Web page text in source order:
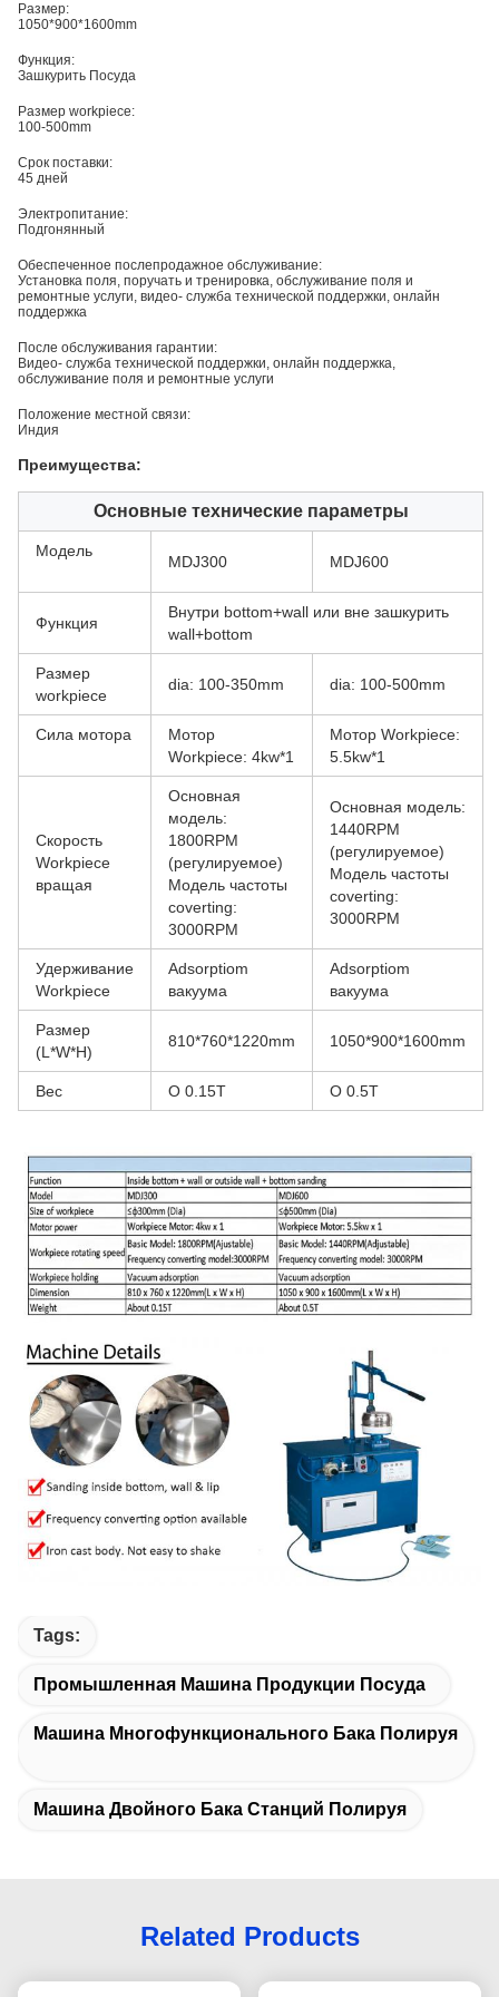
Размер:
1050*900*1600mm
Функция:
Зашкурить Посуда
Размер workpiece:
100-500mm
Срок поставки:
45 дней
Электропитание:
Подгонянный
Обеспеченное послепродажное обслуживание:
Установка поля, поручать и тренировка, обслуживание поля и
ремонтные услуги, видео- служба технической поддержки, онлайн
поддержка
После обслуживания гарантии:
Видео- служба технической поддержки, онлайн поддержка,
обслуживание поля и ремонтные услуги
Положение местной связи:
Индия
Преимущества:
Основные технические параметры
Модель
MDJ300 MDJ600
Функция
Внутри bottom+wall или вне зашкурить
wall+bottom
Размер
workpiece
dia: 100-350mm dia: 100-500mm
Сила мотора
Мотор
Workpiece: 4kw*1
Мотор Workpiece:
5.5kw*1
Скорость
Workpiece
вращая
Основная
модель:
1800RPM
(регулируемое)
Модель частоты
coverting:
3000RPM
Основная модель:
1440RPM
(регулируемое)
Модель частоты
coverting:
3000RPM
Удерживание
Workpiece
Adsorptiom
вакуума
Adsorptiom
вакуума
Размер
(L*W*H)
810*760*1220mm 1050*900*1600mm
Вес О 0.15T О 0.5T
Tags:
Промышленная Машина Продукции Посуда
Машина Многофункционального Бака Полируя
Машина Двойного Бака Станций Полируя
Related Products